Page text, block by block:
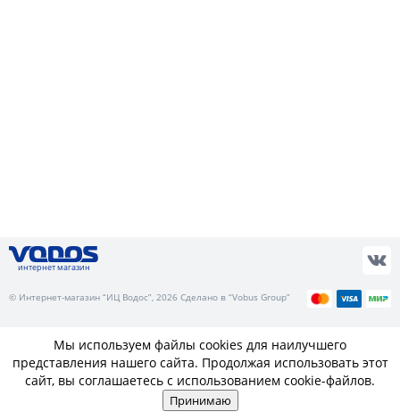
интернет магазин
© Интернет-магазин “ИЦ Водос”, 2026 Сделано в “Vobus Group”
Мы используем файлы cookies для наилучшего
представления нашего сайта. Продолжая использовать этот
сайт, вы соглашаетесь с использованием cookie-файлов.
Принимаю